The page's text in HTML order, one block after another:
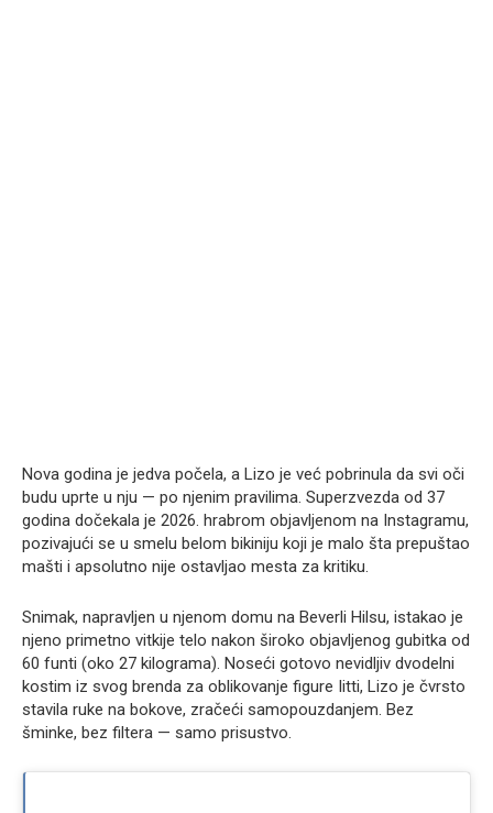
Nova godina je jedva počela, a Lizo je već pobrinula da svi oči
budu uprte u nju — po njenim pravilima. Superzvezda od 37
godina dočekala je 2026. hrabrom objavljenom na Instagramu,
pozivajući se u smelu belom bikiniju koji je malo šta prepuštao
mašti i apsolutno nije ostavljao mesta za kritiku.
Snimak, napravljen u njenom domu na Beverli Hilsu, istakao je
njeno primetno vitkije telo nakon široko objavljenog gubitka od
60 funti (oko 27 kilograma). Noseći gotovo nevidljiv dvodelni
kostim iz svog brenda za oblikovanje figure Iitti, Lizo je čvrsto
stavila ruke na bokove, zračeći samopouzdanjem. Bez
šminke, bez filtera — samo prisustvo.